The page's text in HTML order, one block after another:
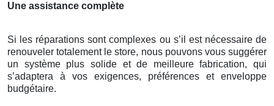
Une assistance complète
Si les réparations sont complexes ou s’il est nécessaire de
renouveler totalement le store, nous pouvons vous suggérer
un système plus solide et de meilleure fabrication, qui
s’adaptera à vos exigences, préférences et enveloppe
budgétaire.